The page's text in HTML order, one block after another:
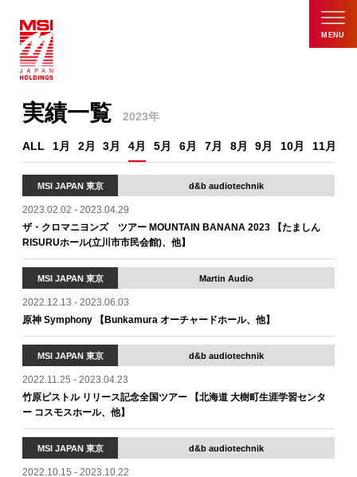
MENU
実績一覧 2023年
ALL 1月 2月 3月 4月 5月 6月 7月 8月 9月 10月 11月
MSI JAPAN 東京 d&b audiotechnik
2023.02.02 - 2023.04.29
ザ・クロマニヨンズ ツアー MOUNTAIN BANANA 2023 【たましん
RISURUホール(立川市市民会館)、他】
MSI JAPAN 東京 Martin Audio
2022.12.13 - 2023.06.03
原神 Symphony 【Bunkamura オーチャードホール、他】
MSI JAPAN 東京 d&b audiotechnik
2022.11.25 - 2023.04.23
竹原ピストル リリース記念全国ツアー 【北海道 大樹町生涯学習センタ
ー コスモスホール、他】
MSI JAPAN 東京 d&b audiotechnik
2022.10.15 - 2023.10.22